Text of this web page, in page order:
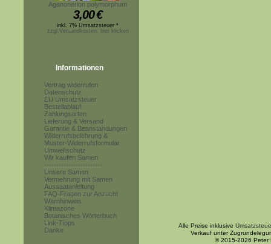
Aganonerion polymorphum
3,00€
inkl. 7% Umsatzsteuer *
zzgl.Versandkosten, hier klicken
Informationen
Vertrag widerrufen
Datenschutz
EU Umsatzsteuer
Bestellablauf
Zahlungsarten
Lieferung & Versand
Garantie & Beanstandungen
Widerrufsbelehrung &
Muster-Widerrufsformular
Umweltschutz
Wir kaufen Samen
------------------------
Unsere Samen
Vermehrung mit Samen
Aussaatanleitung
FAQ-Fragen zur Anzucht
Warnhinweis
Klimazone
Botanisches Wörterbuch
Link-Tipps
Danke
Alle Preise inklusive
Verkauf unter
© 2015-2026 Peter